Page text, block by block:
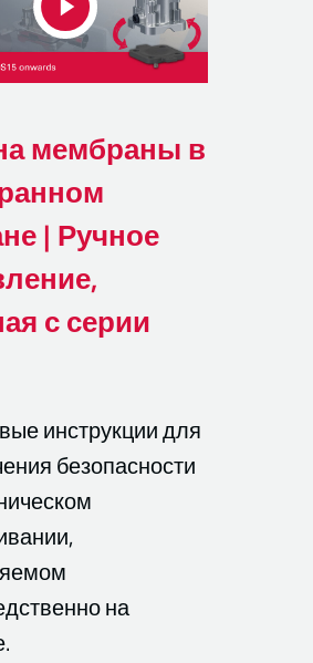
мембраны в
| Ручное
с серии
инструкции для
безопасности
на